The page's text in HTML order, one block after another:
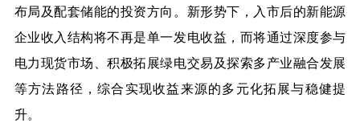
布局及配套储能的投资方向。新形势下，入市后的新能源
企业收入结构将不再是单一发电收益，而将通过深度参与
电力现货市场、积极拓展绿电交易及探索多产业融合发展
等方法路径，综合实现收益来源的多元化拓展与稳健提
升。